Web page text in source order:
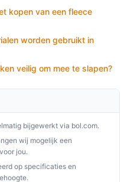
kopen van een fleece
worden gebruikt in
veilig om mee te slapen?
bijgewerkt via bol.com.
wij mogelijk een
jou.
op specificaties en